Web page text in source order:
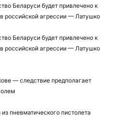
Беларуси будет привлечено к
российской агрессии — Латушко
Беларуси будет привлечено к
российской агрессии — Латушко
— следствие предполагает
пневматического пистолета